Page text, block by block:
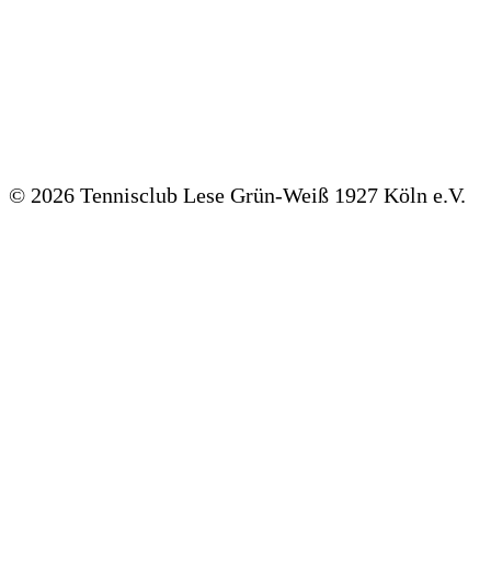
© 2026 Tennisclub Lese Grün-Weiß 1927 Köln e.V.